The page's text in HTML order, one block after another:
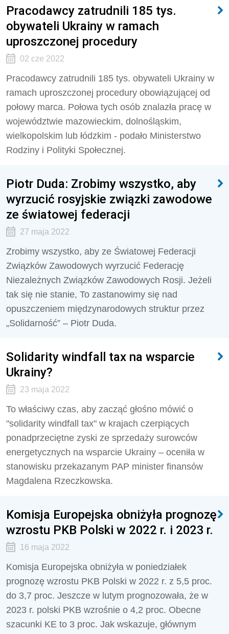
Pracodawcy zatrudnili 185 tys.
obywateli Ukrainy w ramach
uproszczonej procedury
02 cze 2022
Pracodawcy zatrudnili 185 tys. obywateli Ukrainy w
ramach uproszczonej procedury obowiązującej od
połowy marca. Połowa tych osób znalazła pracę w
województwie mazowieckim, dolnośląskim,
wielkopolskim lub łódzkim - podało Ministerstwo
Rodziny i Polityki Społecznej.
Piotr Duda: Zrobimy wszystko, aby
wyrzucić rosyjskie związki zawodowe
ze światowej federacji
27 maja 2022
Zrobimy wszystko, aby ze Światowej Federacji
Związków Zawodowych wyrzucić Federację
Niezależnych Związków Zawodowych Rosji. Jeżeli
tak się nie stanie, To zastanowimy się nad
opuszczeniem międzynarodowych struktur przez
„Solidarność” – Piotr Duda.
Solidarity windfall tax na wsparcie
Ukrainy?
23 maja 2022
To właściwy czas, aby zacząć głośno mówić o
"solidarity windfall tax" w krajach czerpiących
ponadprzeciętne zyski ze sprzedaży surowców
energetycznych na wsparcie Ukrainy – oceniła w
stanowisku przekazanym PAP minister finansów
Magdalena Rzeczkowska.
Komisja Europejska obniżyła prognozę
wzrostu PKB Polski w 2022 r. i 2023 r.
16 maja 2022
Komisja Europejska obniżyła w poniedziałek
prognozę wzrostu PKB Polski w 2022 r. z 5,5 proc.
do 3,7 proc. Jeszcze w lutym prognozowała, że w
2023 r. polski PKB wzrośnie o 4,2 proc. Obecne
szacunki KE to 3 proc. Jak wskazuje, głównym